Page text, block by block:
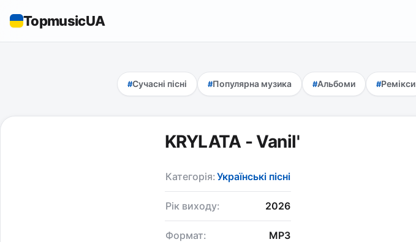
TopmusicUA
Сучасні пісні Популярна музика Альбоми Ремікси
KRYLATA - Vanil'
Категорія:Українські пісні
Рік виходу: 2026
Формат: MP3